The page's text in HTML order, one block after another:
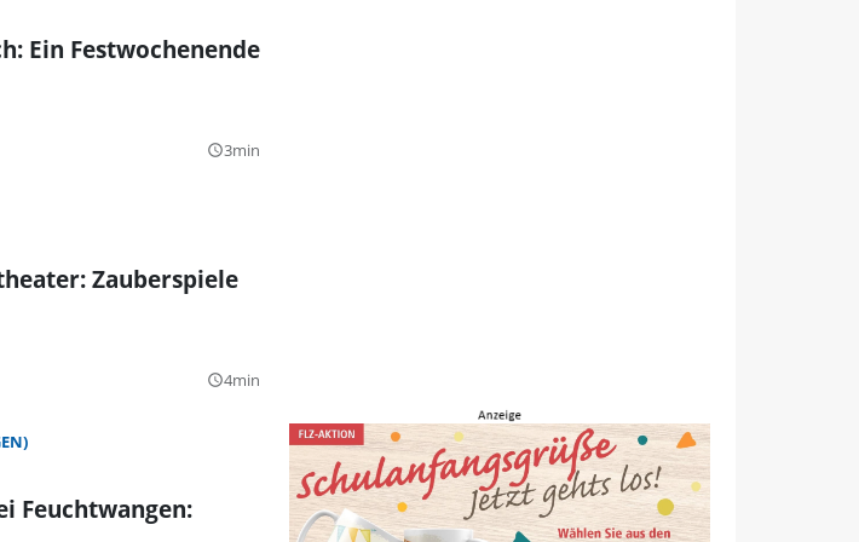
Ein Festwochenende
query_builder3min
Zauberspiele
query_builder4min
Feuchtwangen: